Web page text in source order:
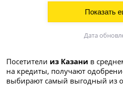
Дата
Посетители из Казани в
на кредиты, получают
выбирают самый выгодный из